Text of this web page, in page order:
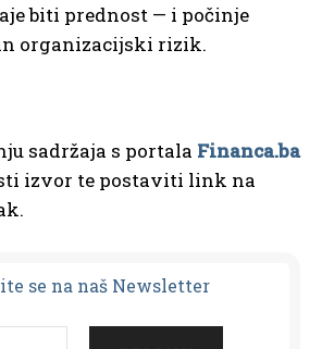
biti prednost — i počinje
organizacijski rizik.
sadržaja s portala Financa.ba
izvor te postaviti link na
e se na naš Newsletter